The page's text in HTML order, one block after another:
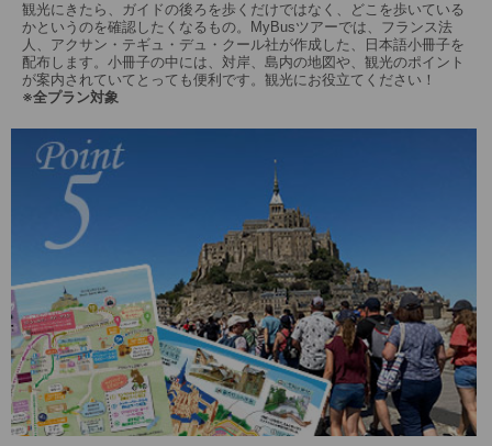
観光にきたら、ガイドの後ろを歩くだけではなく、どこを歩いている
かというのを確認したくなるもの。MyBusツアーでは、フランス法
人、アクサン・テギュ・デュ・クール社が作成した、日本語小冊子を
配布します。小冊子の中には、対岸、島内の地図や、観光のポイント
が案内されていてとっても便利です。観光にお役立てください！
※全プラン対象